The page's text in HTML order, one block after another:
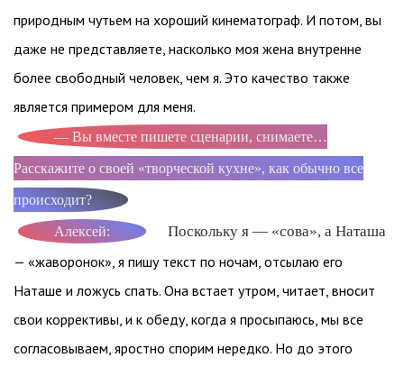
природным чутьем на хороший кинематограф. И потом, вы
даже не представляете, насколько моя жена внутренне
более свободный человек, чем я. Это качество также
является примером для меня.
— Вы вместе пишете сценарии, снимаете…
Расскажите о своей «творческой кухне», как обычно все
происходит?
Алексей: Поскольку я — «сова», а Наташа
— «жаворонок», я пишу текст по ночам, отсылаю его
Наташе и ложусь спать. Она встает утром, читает, вносит
свои коррективы, и к обеду, когда я просыпаюсь, мы все
согласовываем, яростно спорим нередко. Но до этого